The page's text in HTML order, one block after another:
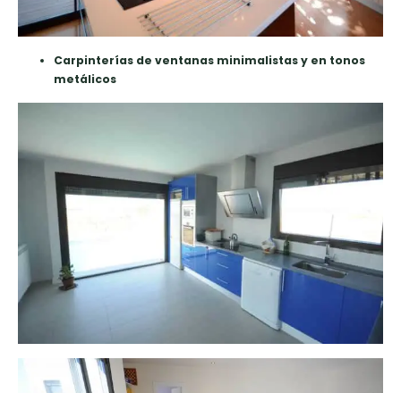
Carpinterías de ventanas minimalistas y en tonos
metálicos